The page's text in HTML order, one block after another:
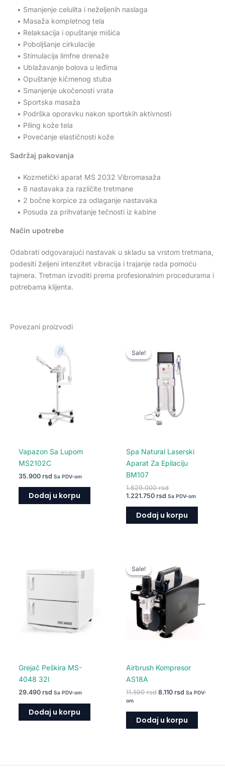
• Smanjenje celulita i neželjenih naslaga
• Masaža kompletnog tela
• Relaksacija i opuštanje mišića
• Poboljšanje cirkulacije
• Stimulacija limfne drenaže
• Ublažavanje bolova u leđima
• Opuštanje kičmenog stuba
• Smanjenje ukočenosti vrata
• Sportska masaža
• Podrška oporavku nakon sportskih aktivnosti
• Piling kože tela
• Povećanje elastičnosti kože
Sadržaj pakovanja
• Kozmetički aparat MS 2032 Vibromasaža
• 8 nastavaka za različite tretmane
• 2 bočne korpice za odlaganje nastavaka
• Posuda za prihvatanje tečnosti iz kabine
Način upotrebe
Odabrati odgovarajući nastavak u skladu sa vrstom tretmana,
podesiti željeni intenzitet vibracija i trajanje rada pomoću
tajmera. Tretman izvoditi prema profesionalnim procedurama i
potrebama klijenta.
Povezani proizvodi
Vapazon Sa Lupom
MS2102C
35.900 rsd Sa PDV-om
Dodaj u korpu
Sale!
Sale!
Spa Natural Laserski
Aparat Za Epilaciju
BM107
1.629.000rsd
bila:
1.629.000 rsd.
1.221.750 rsd
1.221.750 rsd.
Sa PDV-om
Dodaj u korpu
Grejač Peškira MS-
4048 32l
29.490 rsd Sa PDV-om
Dodaj u korpu
Sale!
Sale!
Airbrush Kompresor
AS18A
11.590rsd
je
bila:
11.590 rsd.
8.110 rsd
8.110 rsd.
Sa PDV-
om
Dodaj u korpu